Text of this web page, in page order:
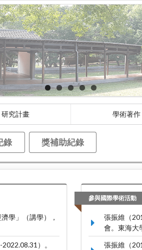
研究計畫 學術著作
錄 獎補助紀錄
學」（講學），
）。
參與國際學術活動
張振維（
會。東海大
張振維（